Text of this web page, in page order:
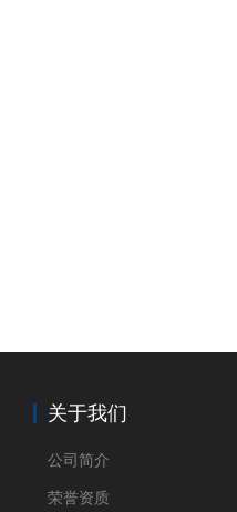
关于我们
公司简介
荣誉资质